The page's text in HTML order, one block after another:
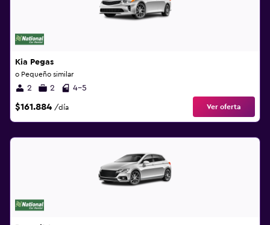
Kia Pegas
o Pequeño similar
2 2 4-5
$161.884 /día Ver oferta